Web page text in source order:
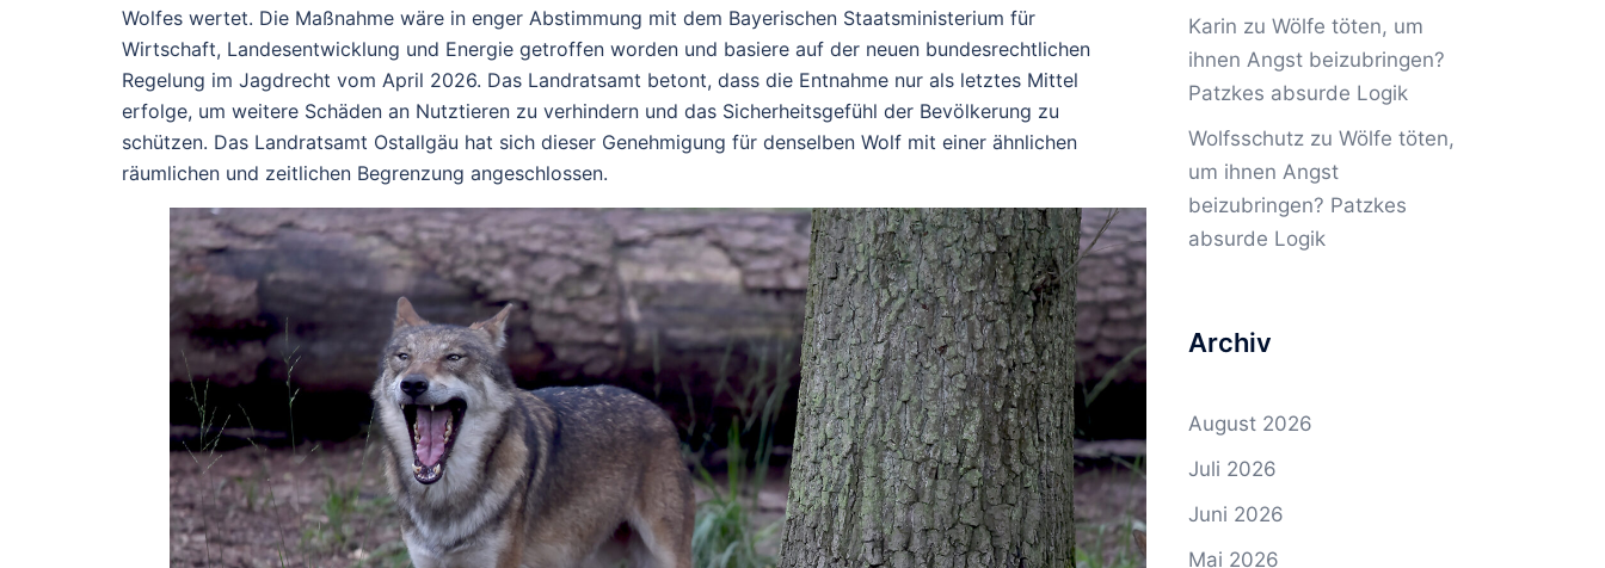
Wolfes wertet. Die Maßnahme wäre in enger Abstimmung mit dem Bayerischen Staatsministerium für
Wirtschaft, Landesentwicklung und Energie getroffen worden und basiere auf der neuen bundesrechtlichen
Regelung im Jagdrecht vom April 2026. Das Landratsamt betont, dass die Entnahme nur als letztes Mittel
erfolge, um weitere Schäden an Nutztieren zu verhindern und das Sicherheitsgefühl der Bevölkerung zu
schützen. Das Landratsamt Ostallgäu hat sich dieser Genehmigung für denselben Wolf mit einer ähnlichen
räumlichen und zeitlichen Begrenzung angeschlossen.
Karin zu Wölfe töten, um
ihnen Angst beizubringen?
Patzkes absurde Logik
Wolfsschutzzu Wölfe töten,
um ihnen Angst
beizubringen? Patzkes
absurde Logik
Archiv
August 2026
Juli 2026
Juni 2026
Mai 2026